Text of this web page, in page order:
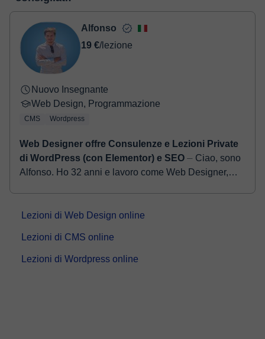
- Paypal.
Una volta che hai realizzato il pagamento, riceverai un email di
conferma della prenotazione.
Alfonso
19 €/lezione
Nuovo Insegnante
Web Design, Programmazione
CMS Wordpress
Web Designer offre Consulenze e Lezioni Private
di WordPress (con Elementor) e SEO ⏤ Ciao, sono
Alfonso. Ho 32 anni e lavoro come Web Designer,
Lezioni di Web Design online
Lezioni di CMS online
Lezioni di Wordpress online